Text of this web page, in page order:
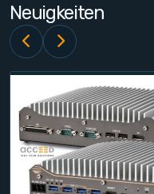
Neuigkeiten